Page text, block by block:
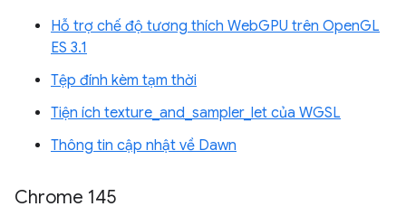
Hỗ trợ chế độ tương thích WebGPU trên OpenGL
ES 3.1
Tệp đính kèm tạm thời
Tiện ích texture_and_sampler_let của WGSL
Thông tin cập nhật về Dawn
Chrome 145